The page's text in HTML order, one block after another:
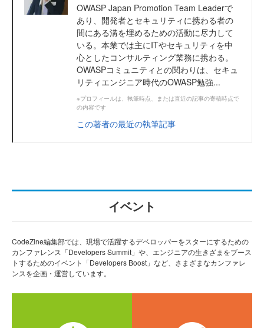
OWASP Japan Promotion Team Leaderで
あり、開発者とセキュリティに携わる者の
間にある溝を埋めるための活動に尽力して
いる。本業では主にITやセキュリティを中
心としたコンサルティング業務に携わる。
OWASPコミュニティとの関わりは、セキュ
リティエンジニア時代のOWASP勉強...
※プロフィールは、執筆時点、または直近の記事の寄稿時点で
の内容です
この著者の最近の執筆記事
イベント
CodeZine編集部では、現場で活躍するデベロッパーをスターにするための
カンファレンス「Developers Summit」や、エンジニアの生きざまをブース
トするためのイベント「Developers Boost」など、さまざまなカンファレ
ンスを企画・運営しています。